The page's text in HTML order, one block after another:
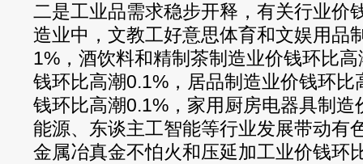
二是工业品需求稳步开释，有关行业价
造业中，文教工好意思体育和文娱用品
1%，酒饮料和精制茶制造业价钱环比
钱环比高潮0.1%，居品制造业价钱环比
钱环比高潮0.1%，家用厨房电器具制造
能源、东谈主工智能等行业发展带动有
金属冶真金不怕火和压延加工业价钱环